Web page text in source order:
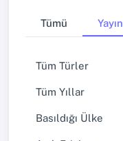
Tümü Yayın
Tüm Türler
Tüm Yıllar
Basıldığı Ülke